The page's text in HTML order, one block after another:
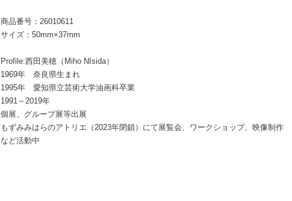
商品番号：26010611
サイズ：50mm×37mm
Profile:西田美穂（Miho NIsida）
1969年 奈良県生まれ
1995年 愛知県立芸術大学油画科卒業
1991～2019年
個展、グループ展等出展
もずみみはらのアトリエ（2023年閉鎖）にて展覧会、ワークショップ、映像制作
など活動中